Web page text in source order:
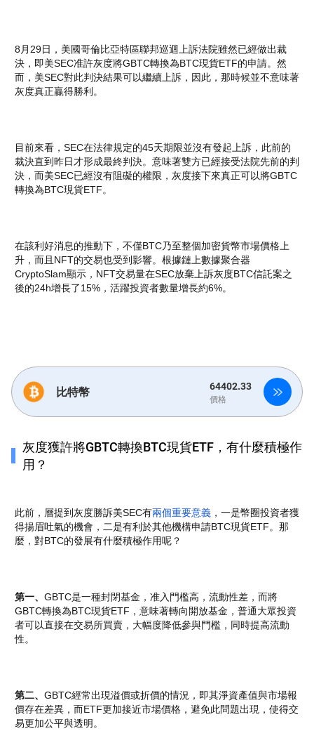
8月29日，美國哥倫比亞特區聯邦巡迴上訴法院雖然已經做出裁
決，即美SEC准許灰度將GBTC轉換為BTC現貨ETF的申請。然
而，美SEC對此判決結果可以繼續上訴，因此，那時候並不意味著
灰度真正贏得勝利。
目前來看，SEC在法律規定的45天期限並沒有發起上訴，此前的
裁決直到昨日才形成最終判決。意味著雙方已經接受法院先前的判
決，而美SEC已經沒有阻礙的權限，灰度接下來真正可以將GBTC
轉換為BTC現貨ETF。
在該利好消息的推動下，不僅BTC乃至整個加密貨幣市場價格上
升，而且NFT的交易也受到影響。根據鏈上數據聚合器
CryptoSlam顯示，NFT交易量在SEC放棄上訴灰度BTC信託案之
後的24h增長了15%，活躍投資者數量增長約6%。
比特幣 64402.33
價格
灰度獲許將GBTC轉換BTC現貨ETF，有什麼積極作
用？
此前，層提到灰度勝訴美SEC有兩個重要意義 ，一是幣圈投資者獲
得揚眉吐氣的機會，二是有利於其他機構申請BTC現貨ETF。那
麼，對BTC的發展有什麼積極作用呢？
第一、 GBTC是一種封閉基金，准入門檻高，流動性差，而將
GBTC轉換為BTC現貨ETF，意味著轉向開放基金，普通大眾投資
者可以直接在交易所買賣，大幅度降低參與門檻，同時提高流動
性。
第二、 GBTC經常出現溢價或折價的情況，即其淨資產值與市場報
價存在差異，而ETF更加接近市場價格，避免此問題出現，使得交
易更加公平與透明。